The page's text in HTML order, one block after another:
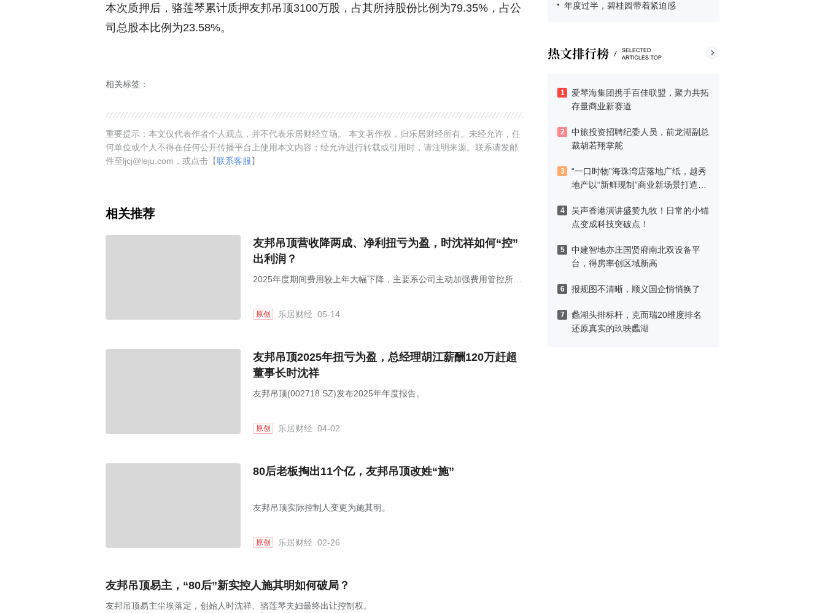
年度过半，碧桂园带着紧迫感
1
爱琴海集团携手百佳联盟，聚力共拓
存量商业新赛道
2
中旅投资招聘纪委人员，前龙湖副总
裁胡若翔掌舵
3
“一口时物”海珠湾店落地广纸，越秀
地产以“新鲜现制”商业新场景打造社
4
吴声香港演讲盛赞九牧！日常的小锚
点变成科技突破点！
5
中建智地亦庄国贤府南北双设备平
台，得房率创区域新高
6 报规图不清晰，顺义国企悄悄换了
7
蠡湖头排标杆，克而瑞20维度排名
还原真实的玖映蠡湖
本次质押后，骆莲琴累计质押友邦吊顶3100万股，占其所持股份比例为79.35%，占公
司总股本比例为23.58%。
相关标签：
重要提示：本文仅代表作者个人观点，并不代表乐居财经立场。 本文著作权，归乐居财经所有。未经允许，任
何单位或个人不得在任何公开传播平台上使用本文内容；经允许进行转载或引用时，请注明来源。联系请发邮
件至ljcj@leju.com，或点击【联系客服】
相关推荐
友邦吊顶营收降两成、净利扭亏为盈，时沈祥如何“控”
出利润？
2025年度期间费用较上年大幅下降，主要系公司主动加强费用管控所
原创 乐居财经 05-14
友邦吊顶2025年扭亏为盈，总经理胡江薪酬120万赶超
董事长时沈祥
友邦吊顶(002718.SZ)发布2025年年度报告。
原创 乐居财经 04-02
80后老板掏出11个亿，友邦吊顶改姓“施”
友邦吊顶实际控制人变更为施其明。
原创 乐居财经 02-26
友邦吊顶易主，“80后”新实控人施其明如何破局？
友邦吊顶易主尘埃落定，创始人时沈祥、骆莲琴夫妇最终出让控制权。